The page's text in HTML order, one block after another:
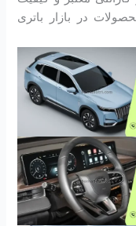
در بازار باتری